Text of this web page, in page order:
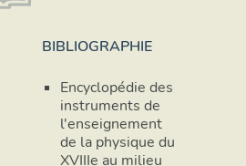
BIBLIOGRAPHIE
Encyclopédie des
instruments de
l'enseignement
de la physique du
XVIIIe au milieu